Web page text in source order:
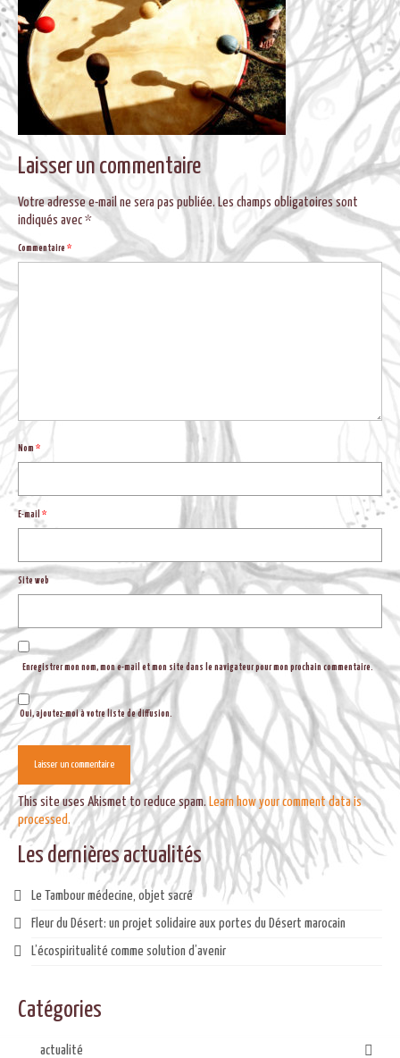
CADRES EN BOIS MASSIF POUR TAMBOURS
FORMATIONS
MUSIQUE DE BIEN-ETRE
AGENDA
CONTACT
Laisser un commentaire
Votre adresse e-mail ne sera pas publiée. Les champs obligatoires sont
indiqués avec *
Commentaire *
Nom *
E-mail *
Site web
Enregistrer mon nom, mon e-mail et mon site dans le navigateur pour mon prochain commentaire.
Oui, ajoutez-moi à votre liste de diffusion.
This site uses Akismet to reduce spam. Learn how your comment data is
processed.
Les dernières actualités
Le Tambour médecine, objet sacré
Fleur du Désert: un projet solidaire aux portes du Désert marocain
L’écospiritualité comme solution d’avenir
Catégories
actualité